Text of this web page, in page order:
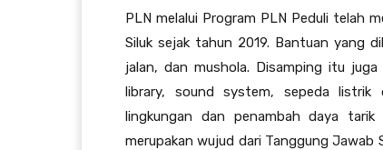
PLN melalui Program PLN Peduli telah
Siluk sejak tahun 2019. Bantuan yang
jalan, dan mushola. Disamping itu
library, sound system, sepeda listrik
lingkungan dan penambah daya
merupakan wujud dari Tanggung Jawab